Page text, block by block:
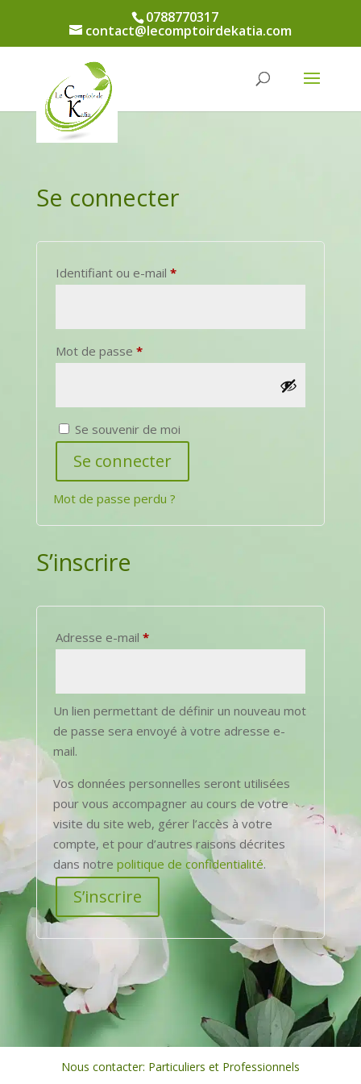
0788770317
contact@lecomptoirdekatia.com
Se connecter
Identifiant ou e-mail *Obligatoire
Mot de passe *Obligatoire
Se souvenir de moi
Se connecter
Mot de passe perdu ?
S’inscrire
Adresse e-mail *Obligatoire
Un lien permettant de définir un nouveau mot
de passe sera envoyé à votre adresse e-
mail.
Vos données personnelles seront utilisées
pour vous accompagner au cours de votre
visite du site web, gérer l’accès à votre
compte, et pour d’autres raisons décrites
dans notre politique de confidentialité.
S’inscrire
Nous contacter: Particuliers et Professionnels